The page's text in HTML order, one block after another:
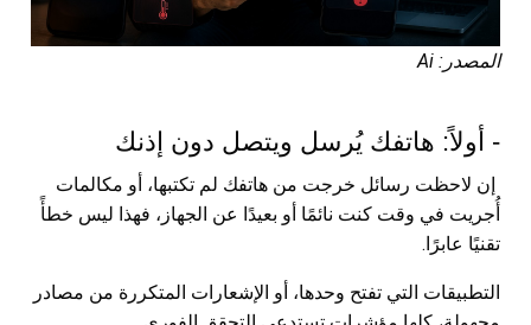
المصدر: Ai
- أولاً: هاتفك يُرسل ويتصل دون إذنك
إن لاحظت رسائل خرجت من هاتفك لم تكتبها، أو مكالمات
أُجريت في وقت كنت نائمًا أو بعيدًا عن الجهاز، فهذا ليس خطأً
تقنيًا عابرًا.
التطبيقات التي تفتح وحدها، أو الإشعارات المتكررة من مصادر